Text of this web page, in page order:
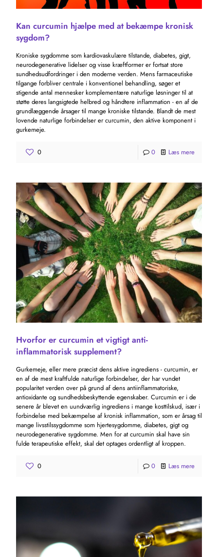
Kan curcumin hjælpe med at bekæmpe kronisk
sygdom?
Kroniske sygdomme som kardiovaskulære tilstande, diabetes, gigt,
neurodegenerative lidelser og visse kræftformer er fortsat store
sundhedsudfordringer i den moderne verden. Mens farmaceutiske
tilgange forbliver centrale i konventionel behandling, søger et
stigende antal mennesker komplementære naturlige løsninger til at
støtte deres langsigtede helbred og håndtere inflammation - en af ​​de
grundlæggende årsager til mange kroniske tilstande. Blandt de mest
lovende naturlige forbindelser er curcumin, den aktive komponent i
gurkemeje.
0 0 Læs mere
Hvorfor er curcumin et vigtigt anti-
inflammatorisk supplement?
Gurkemeje, eller mere præcist dens aktive ingrediens - curcumin, er
en af ​​de mest kraftfulde naturlige forbindelser, der har vundet
popularitet verden over på grund af dens antiinflammatoriske,
antioxidante og sundhedsbeskyttende egenskaber. Curcumin er i de
senere år blevet en uundværlig ingrediens i mange kosttilskud, især i
forbindelse med bekæmpelse af kronisk inflammation, som er årsag til
mange livsstilssygdomme som hjertesygdomme, diabetes, gigt og
neurodegenerative sygdomme. Men for at curcumin skal have sin
fulde terapeutiske effekt, skal det optages ordentligt af kroppen.
0 0 Læs mere